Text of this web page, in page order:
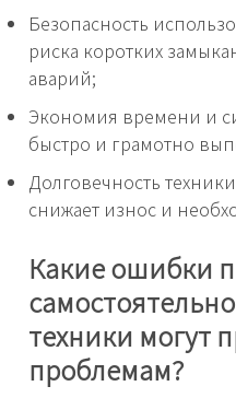
Безопасность
риска коротких
аварий;
Экономия времени и
быстро и грамотно
Долговечность
снижает износ и
Какие ошибки
техники могут
проблемам?